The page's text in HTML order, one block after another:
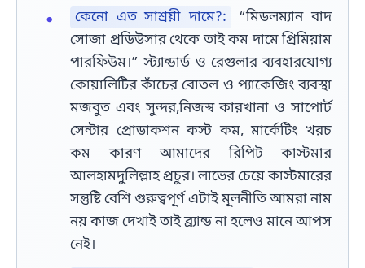
কেনো এত সাশ্রয়ী দামে?:
“মিডলম্যান বাদ
সোজা প্রডিউসার থেকে তাই কম দামে প্রিমিয়াম
পারফিউম।” স্ট্যান্ডার্ড ও রেগুলার ব্যবহারযোগ্য
কোয়ালিটির কাঁচের বোতল ও প্যাকেজিং ব্যবস্থা
মজবুত এবং সুন্দর,নিজস্ব কারখানা ও সাপোর্ট
সেন্টার প্রোডাকশন কস্ট কম, মার্কেটিং খরচ
কম কারণ আমাদের রিপিট কাস্টমার
আলহামদুলিল্লাহ প্রচুর। লাভের চেয়ে কাস্টমারের
সন্তুষ্টি বেশি গুরুত্বপূর্ণ এটাই মূলনীতি আমরা নাম
নয় কাজ দেখাই তাই ব্র্যান্ড না হলেও মানে আপস
নেই।